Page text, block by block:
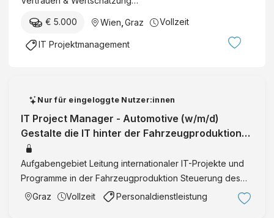
€ 5.000 Wien Graz Vollzeit
IT Projektmanagement
Nur für eingeloggte Nutzer:innen
IT Project Manager - Automotive (w/m/d)
Gestalte die IT hinter der Fahrzeugproduktion
von morgen Graz IT Project & Produ
Aufgabengebiet Leitung internationaler IT-Projekte und
Programme in der Fahrzeugproduktion Steuerung des
gesamten Projektlebenszyklus von der Planung bis zur
Graz Vollzeit Personaldienstleistung